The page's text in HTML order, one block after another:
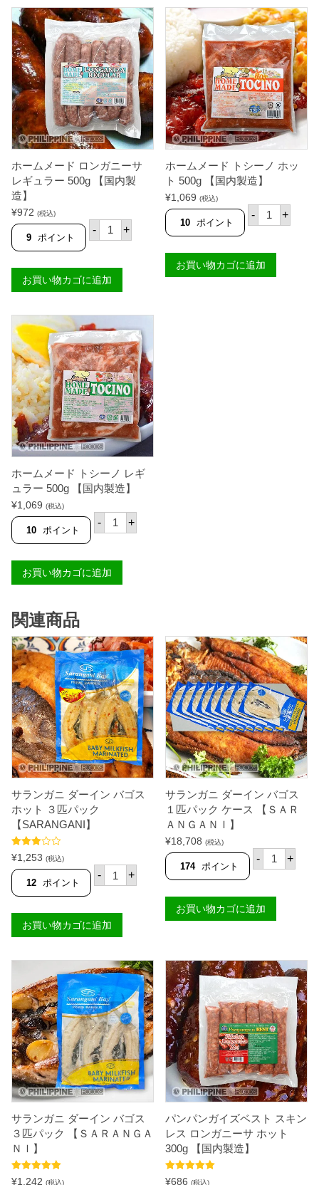
ン
レ
ス
ロ
ン
ガ
ニ
ー
サ
ホ
ッ
ト
5
0
g
【
製
造
ー
サ
ホ
ッ
ト
5
0
0
g
【
国
内
製
造
】
個
ホームメード ロンガニーサ
レギュラー 500g 【国内製
造】
¥972 (税込)
9 ポイント
- ホ
ー
ー
ド
ロ
ガ
ニ
ー
サ
レ
ギ
ュ
ラ
ー
5
0
0
g
国
内
製
】
個
+
お買い物カゴに追加
ホームメード トシーノ ホッ
ト 500g 【国内製造】
¥1,069 (税込)
10 ポイント
- ホ
ー
ー
ド
ト
+
お買い物カゴに追加
ホームメード トシーノ レギ
ュラー 500g 【国内製造】
¥1,069 (税込)
10 ポイント
- ホ
ー
ー
ド
ト
ギ
ュ
ラ
ー
5
0
0
g
【
国
内
製
造
個
+
お買い物カゴに追加
関連商品
サランガニ ダーイン バゴス
ホット ３匹パック
【SARANGANI】
5段階中
3.50の
評価
¥1,253 (税込)
12 ポイント
- サ
ラ
ニ
ダ
ー
ン
バ
ゴ
ス
ホ
ッ
ト
３
匹
パ
ッ
ク
A
R
+
お買い物カゴに追加
サランガニ ダーイン バゴス
１匹パック ケース 【ＳＡＲ
ＡＮＧＡＮＩ】
¥18,708 (税込)
174 ポイント
- サ
ラ
ニ
ダ
ー
ゴ
ス
１
匹
パ
ッ
ク
ケ
ー
ス
【
Ｓ
Ａ
Ｒ
Ａ
Ｎ
+
お買い物カゴに追加
サランガニ ダーイン バゴス
３匹パック 【ＳＡＲＡＮＧＡ
ＮＩ】
5段階中 5.00
¥1,242 (税込)
パンパンガイズベスト スキン
レス ロンガニーサ ホット
300g 【国内製造】
5段階中5.00
¥686 (税込)